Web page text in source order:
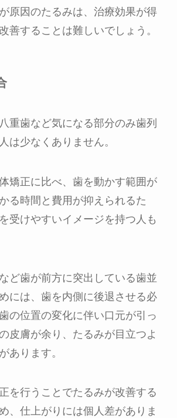
原因のたるみは、治療効果が得
善することは難しいでしょう。
重歯など気になる部分のみ歯列
は少なくありません。
矯正に比べ、歯を動かす範囲が
る時間と費用が抑えられるた
受けやすいイメージを持つ人も
ど歯が前方に突出している歯並
には、歯を内側に後退させる必
の位置の変化に伴い口元が引っ
皮膚が余り、たるみが目立つよ
あります。
を行うことでたるみが改善する
、仕上がりには個人差がありま